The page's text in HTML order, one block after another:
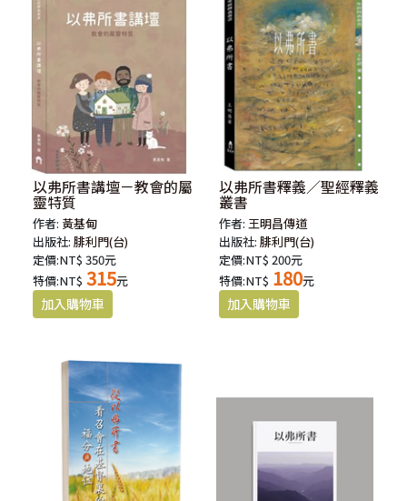
以弗所書講壇－教會的屬
靈特質
作者: 黃基甸
出版社:腓利門(台)
定價:NT$ 350元
特價:NT$ 315元
以弗所書釋義／聖經釋義
叢書
作者:王明昌傳道
出版社:腓利門(台)
定價:NT$ 200元
特價:NT$ 180元